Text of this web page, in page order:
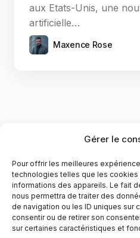
Gérer le
Pour offrir les meilleures
technologies telles que les
informations des appareils. Le fait
nous permettra de traiter des
de navigation ou les ID uniques sur
consentir ou de retirer son
sur certaines caractéristiques et
aux Etats-Unis, une
artificielle…
Maxence Rose
YubiGeek est un média
technologies, à la culture geek